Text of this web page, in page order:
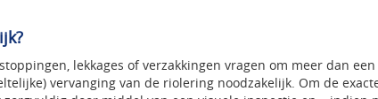
lekkages of verzakkingen vragen om meer dan
vervanging van de riolering noodzakelijk. Om de